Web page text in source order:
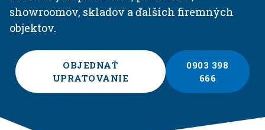
showroomov, skladov a ďalších firemných
objektov.
OBJEDNAŤ
UPRATOVANIE
0903 398
666